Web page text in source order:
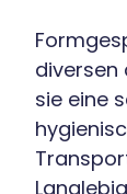
diversen
sie eine